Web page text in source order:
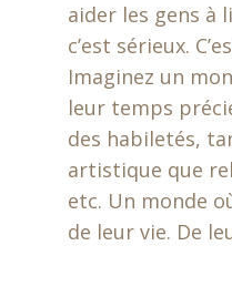
aider les gens à
c’est sérieux.
Imaginez un
leur temps
des habiletés,
artistique que
etc. Un monde
de leur vie. De